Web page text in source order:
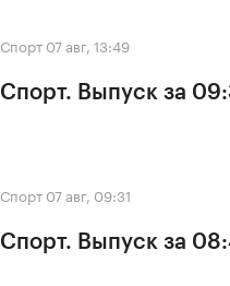
Спорт 07 авг, 13:49
Спорт. Выпуск за
Спорт 07 авг, 09:31
Спорт. Выпуск за